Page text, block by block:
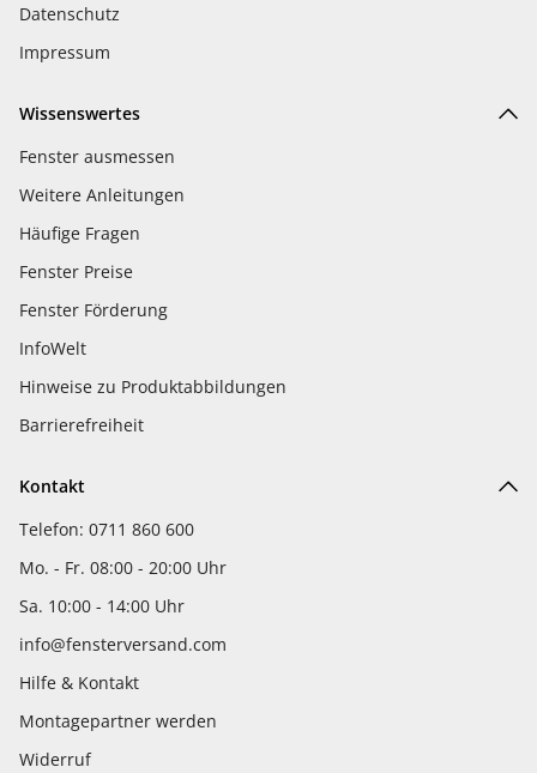
Datenschutz
Impressum
Wissenswertes
Fenster ausmessen
Weitere Anleitungen
Häufige Fragen
Fenster Preise
Fenster Förderung
InfoWelt
Hinweise zu Produktabbildungen
Barrierefreiheit
Kontakt
Telefon: 0711 860 600
Mo. - Fr. 08:00 - 20:00 Uhr
Sa. 10:00 - 14:00 Uhr
info@fensterversand.com
Hilfe & Kontakt
Montagepartner werden
Widerruf